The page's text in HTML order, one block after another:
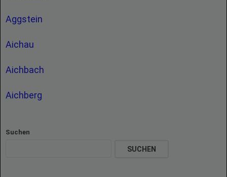
Aggstein
Aichau
Aichbach
Aichberg
Suchen
SUCHEN